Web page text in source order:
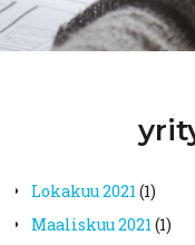
lokakuu 2021 (1)
maaliskuu 2021 (1)